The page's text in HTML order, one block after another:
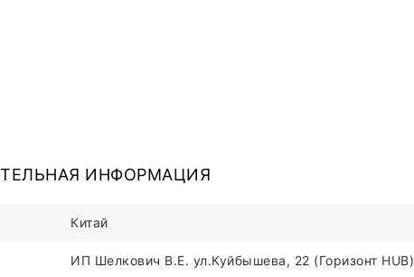
ИНФОРМАЦИЯ
Китай
ИП Шелкович В.Е. ул.Куйбышева, 22 (Горизонт HUB)